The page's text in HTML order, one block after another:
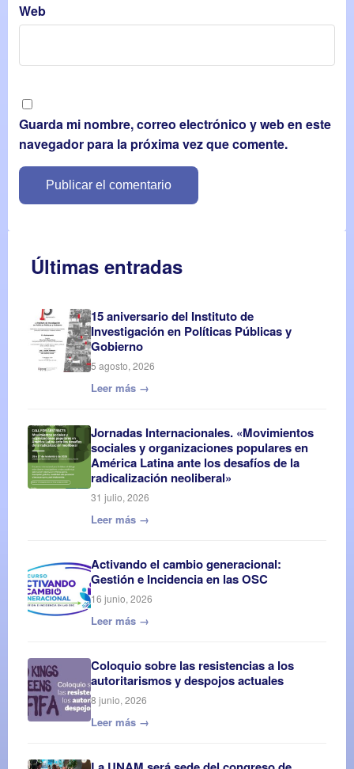
Web
Guarda mi nombre, correo electrónico y web en este
navegador para la próxima vez que comente.
Últimas entradas
15 aniversario del Instituto de
Investigación en Políticas Públicas y
Gobierno
5 agosto, 2026
Leer más →
Jornadas Internacionales. «Movimientos
sociales y organizaciones populares en
América Latina ante los desafíos de la
radicalización neoliberal»
31 julio, 2026
Leer más →
Activando el cambio generacional:
Gestión e Incidencia en las OSC
16 junio, 2026
Leer más →
Coloquio sobre las resistencias a los
autoritarismos y despojos actuales
8 junio, 2026
Leer más →